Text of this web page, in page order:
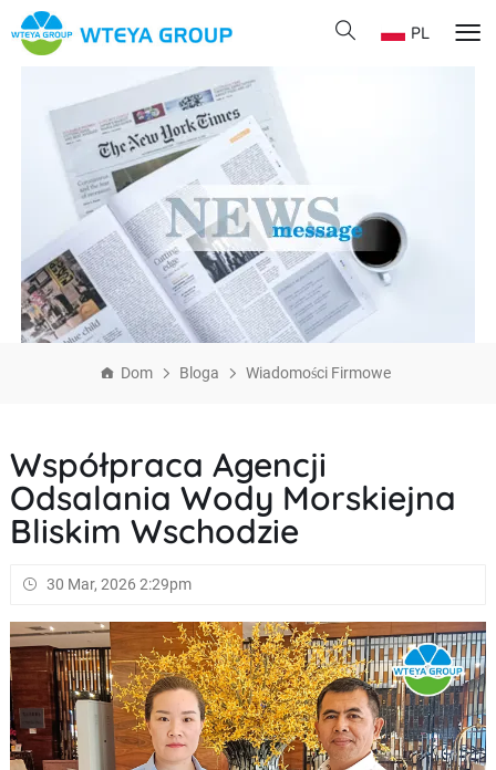
PL
Dom Bloga Wiadomości Firmowe
Współpraca Agencji
Odsalania Wody Morskiejna
Bliskim Wschodzie
30 Mar, 2026 2:29pm